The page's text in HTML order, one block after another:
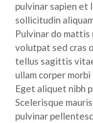
pulvinar sapien et
sollicitudin
Pulvinar do
volutpat sed cras
tellus sagittis
ullam corper
Eget aliquet nibh
Scelerisque
pulvinar